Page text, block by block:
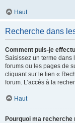
Haut
Recherche dans
Comment puis-je
Saisissez un terme dans
forums ou les pages de
cliquant sur le lien «
forum. L’accès à la
Haut
Pourquoi ma